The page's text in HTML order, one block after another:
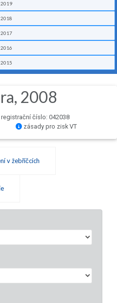
2019
2018
2017
2016
2015
2008
registrační číslo: 042038
zásady pro zisk VT
v žebříčcích